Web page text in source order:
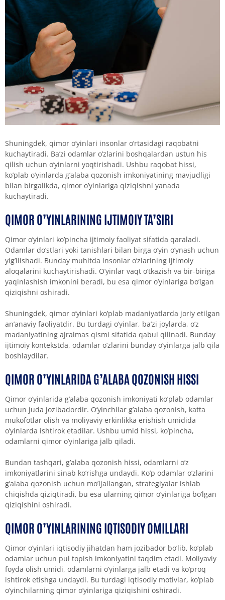
Shuningdek, qimor o’yinlari insonlar o’rtasidagi raqobatni
kuchaytiradi. Ba’zi odamlar o’zlarini boshqalardan ustun his
qilish uchun o’yinlarni yoqtirishadi. Ushbu raqobat hissi,
ko’plab o’yinlarda g’alaba qozonish imkoniyatining mavjudligi
bilan birgalikda, qimor o’yinlariga qiziqishni yanada
kuchaytiradi.
QIMOR O’YINLARINING IJTIMOIY TA’SIRI
Qimor o’yinlari ko’pincha ijtimoiy faoliyat sifatida qaraladi.
Odamlar do’stlari yoki tanishlari bilan birga o’yin o’ynash uchun
yig’ilishadi. Bunday muhitda insonlar o’zlarining ijtimoiy
aloqalarini kuchaytirishadi. O’yinlar vaqt o’tkazish va bir-biriga
yaqinlashish imkonini beradi, bu esa qimor o’yinlariga bo’lgan
qiziqishni oshiradi.
Shuningdek, qimor o’yinlari ko’plab madaniyatlarda joriy etilgan
an’anaviy faoliyatdir. Bu turdagi o’yinlar, ba’zi joylarda, o’z
madaniyatining ajralmas qismi sifatida qabul qilinadi. Bunday
ijtimoiy kontekstda, odamlar o’zlarini bunday o’yinlarga jalb qila
boshlaydilar.
QIMOR O’YINLARIDA G’ALABA QOZONISH HISSI
Qimor o’yinlarida g’alaba qozonish imkoniyati ko’plab odamlar
uchun juda jozibadordir. O’yinchilar g’alaba qozonish, katta
mukofotlar olish va moliyaviy erkinlikka erishish umidida
o’yinlarda ishtirok etadilar. Ushbu umid hissi, ko’pincha,
odamlarni qimor o’yinlariga jalb qiladi.
Bundan tashqari, g’alaba qozonish hissi, odamlarni o’z
imkoniyatlarini sinab ko’rishga undaydi. Ko’p odamlar o’zlarini
g’alaba qozonish uchun mo’ljallangan, strategiyalar ishlab
chiqishda qiziqtiradi, bu esa ularning qimor o’yinlariga bo’lgan
qiziqishini oshiradi.
QIMOR O’YINLARINING IQTISODIY OMILLARI
Qimor o’yinlari iqtisodiy jihatdan ham jozibador bo’lib, ko’plab
odamlar uchun pul topish imkoniyatini taqdim etadi. Moliyaviy
foyda olish umidi, odamlarni o’yinlarga jalb etadi va ko’proq
ishtirok etishga undaydi. Bu turdagi iqtisodiy motivlar, ko’plab
o’yinchilarning qimor o’yinlariga qiziqishini oshiradi.